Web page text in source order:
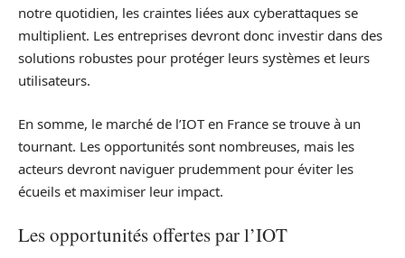
notre quotidien, les craintes liées aux cyberattaques se
multiplient. Les entreprises devront donc investir dans des
solutions robustes pour protéger leurs systèmes et leurs
utilisateurs.
En somme, le marché de l’IOT en France se trouve à un
tournant. Les opportunités sont nombreuses, mais les
acteurs devront naviguer prudemment pour éviter les
écueils et maximiser leur impact.
Les opportunités offertes par l’IOT